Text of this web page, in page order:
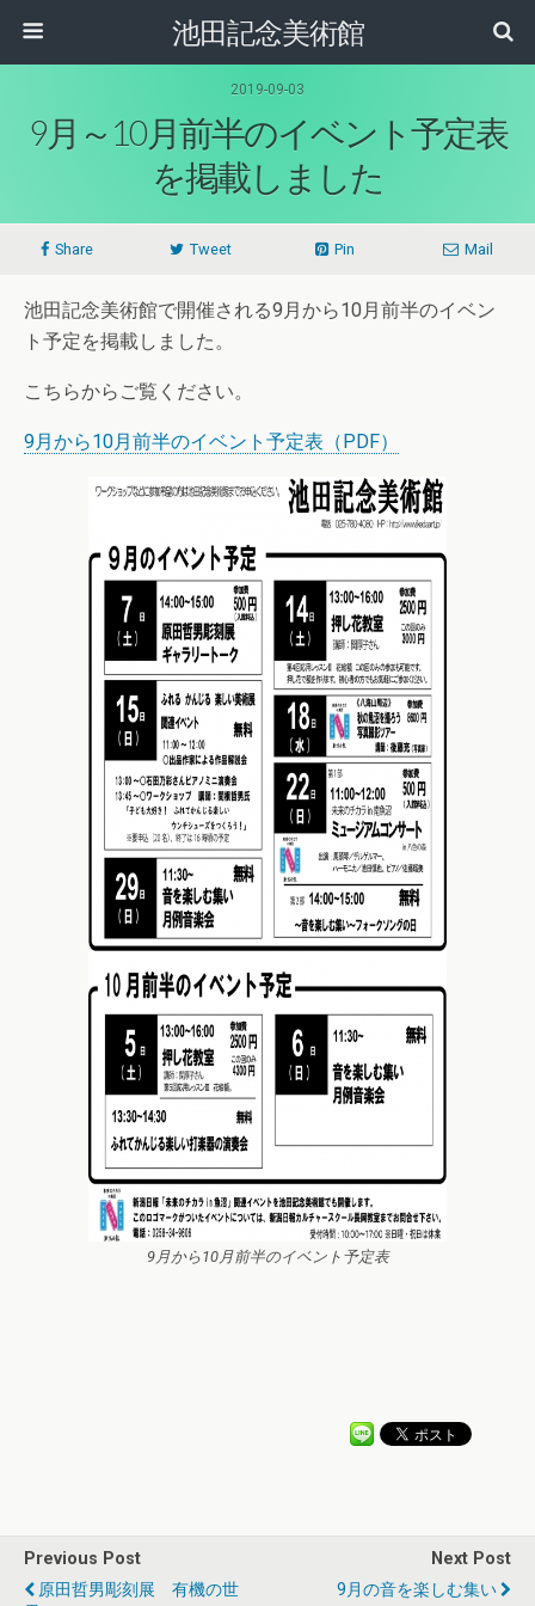
池田記念美術館
2019-09-03
9月～10月前半のイベント予定表
を掲載しました
Share Tweet Pin Mail
池田記念美術館で開催される9月から10月前半のイベン
ト予定を掲載しました。
こちらからご覧ください。
9月から10月前半のイベント予定表（PDF）
9月から10月前半のイベント予定表
Previous Post
原田哲男彫刻展 有機の世
Next Post
9月の音を楽しむ集い